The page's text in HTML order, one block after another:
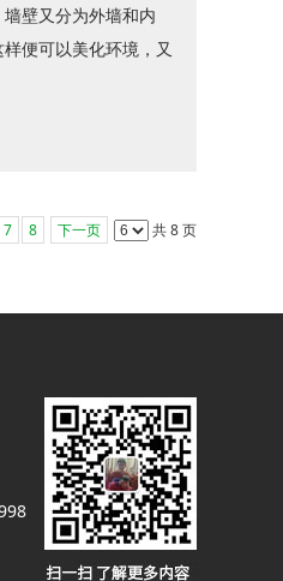
壁又分为外墙和内
便可以美化环境，又
7 8 下一页 共 8 页